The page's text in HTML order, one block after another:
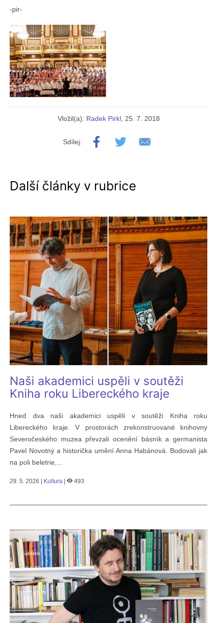
-pir-
Vložil(a): Radek Pirkl, 25. 7. 2018
Sdílej:
Další články v rubrice
Naši akademici uspěli v soutěži
Kniha roku Libereckého kraje
Hned dva naši akademici uspěli v soutěži Kniha roku
Libereckého kraje. V prostorách zrekonstruované knihovny
Severočeského muzea převzali ocenění básník a germanista
Pavel Novotný a historička umění Anna Habánová. Bodovali jak
na poli beletrie,...
29. 5. 2026 | Kultura 493